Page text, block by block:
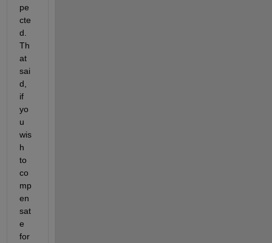
pe
cte
d.
Th
at
sai
d,
if
yo
u
wis
h
to
co
mp
en
sat
e
for